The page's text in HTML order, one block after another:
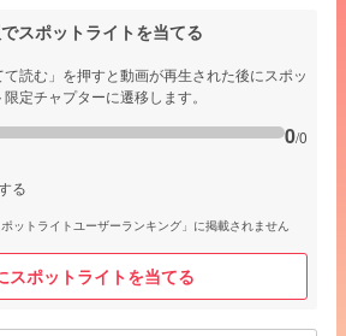
スポットライトを当てる
て読む」を押すと動画が再生された後にスポッ
限定チャプターに遷移します。
0/0
る
ットライトユーザーランキング」に掲載されません
スポットライトを当てる